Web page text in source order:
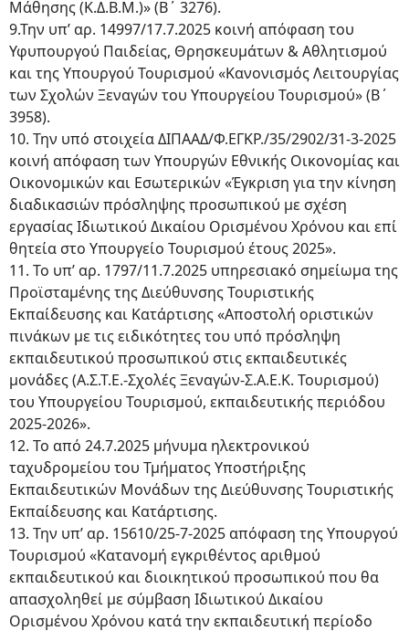
Μάθησης (Κ.Δ.Β.Μ.)» (Β΄ 3276).
9.Την υπ’ αρ. 14997/17.7.2025 κοινή απόφαση του
Υφυπουργού Παιδείας, Θρησκευμάτων & Αθλητισμού
και της Υπουργού Τουρισμού «Κανονισμός Λειτουργίας
των Σχολών Ξεναγών του Υπουργείου Τουρισμού» (Β΄
3958).
10. Την υπό στοιχεία ΔΙΠΑΑΔ/Φ.ΕΓΚΡ./35/2902/31-3-2025
κοινή απόφαση των Υπουργών Εθνικής Οικονομίας και
Οικονομικών και Εσωτερικών «Έγκριση για την κίνηση
διαδικασιών πρόσληψης προσωπικού με σχέση
εργασίας Ιδιωτικού Δικαίου Ορισμένου Χρόνου και επί
θητεία στο Υπουργείο Τουρισμού έτους 2025».
11. Το υπ’ αρ. 1797/11.7.2025 υπηρεσιακό σημείωμα της
Προϊσταμένης της Διεύθυνσης Τουριστικής
Εκπαίδευσης και Κατάρτισης «Αποστολή οριστικών
πινάκων με τις ειδικότητες του υπό πρόσληψη
εκπαιδευτικού προσωπικού στις εκπαιδευτικές
μονάδες (Α.Σ.Τ.Ε.-Σχολές Ξεναγών-Σ.Α.Ε.Κ. Τουρισμού)
του Υπουργείου Τουρισμού, εκπαιδευτικής περιόδου
2025-2026».
12. Το από 24.7.2025 μήνυμα ηλεκτρονικού
ταχυδρομείου του Τμήματος Υποστήριξης
Εκπαιδευτικών Μονάδων της Διεύθυνσης Τουριστικής
Εκπαίδευσης και Κατάρτισης.
13. Την υπ’ αρ. 15610/25-7-2025 απόφαση της Υπουργού
Τουρισμού «Κατανομή εγκριθέντος αριθμού
εκπαιδευτικού και διοικητικού προσωπικού που θα
απασχοληθεί με σύμβαση Ιδιωτικού Δικαίου
Ορισμένου Χρόνου κατά την εκπαιδευτική περίοδο